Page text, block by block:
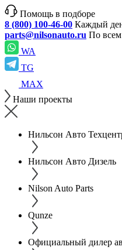
Помощь в подборе
8 (800) 100-46-00 Каждый
parts@nilsonauto.ru По
WA
TG
MAX
Наши проекты
Нильсон Авто
Нильсон Авто Дизель
Nilson Auto Parts
Qunze
Официальный дилер